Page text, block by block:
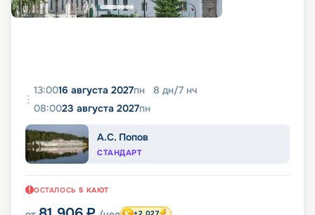
13:0016 августа 2027пн 8 дн/7 нч
08:0023 августа 2027пн
А.С. Попов
СТАНДАРТ
ОСТАЛОСЬ 5 КАЮТ